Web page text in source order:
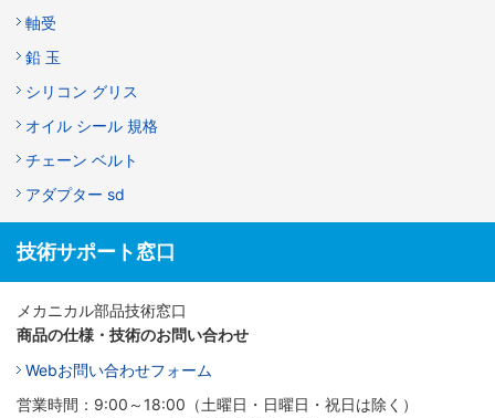
軸受
鉛 玉
シリコン グリス
オイル シール 規格
チェーン ベルト
アダプター sd
技術サポート窓口
メカニカル部品技術窓口
商品の仕様・技術のお問い合わせ
Webお問い合わせフォーム
営業時間：9:00～18:00（土曜日・日曜日・祝日は除く）